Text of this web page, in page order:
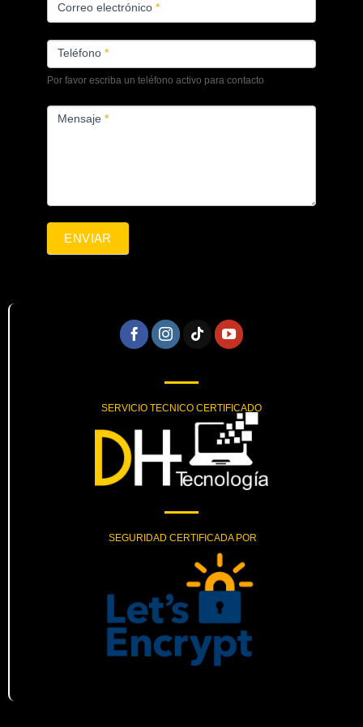
Correo electrónico*
Teléfono*
Por favor escriba un teléfono activo para contacto
Mensaje*
ENVIAR
SERVICIO TECNICO CERTIFICADO
SEGURIDAD CERTIFICADA POR